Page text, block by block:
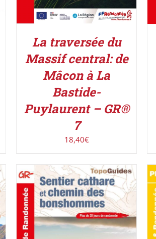
La traversée du
Massif central: de
Mâcon à La
Bastide-
Puylaurent – GR®
7
18,40€